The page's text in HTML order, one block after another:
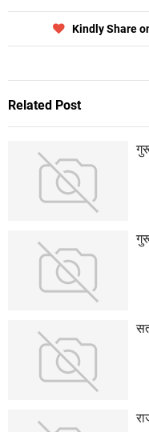
Kindly Share
Related Post